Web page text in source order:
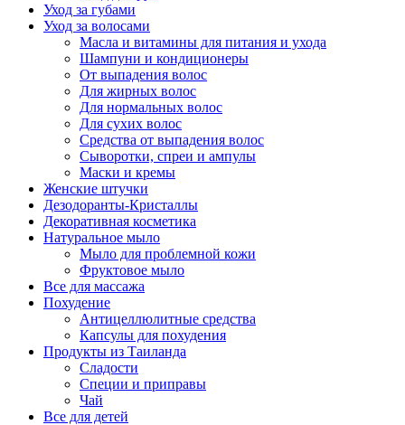
Уход за губами
Уход за волосами
Масла и витамины для питания и ухода
Шампуни и кондиционеры
От выпадения волос
Для жирных волос
Для нормальных волос
Для сухих волос
Средства от выпадения волос
Сыворотки, спреи и ампулы
Маски и кремы
Женские штучки
Дезодоранты-Кристаллы
Декоративная косметика
Натуральное мыло
Мыло для проблемной кожи
Фруктовое мыло
Все для массажа
Похудение
Антицеллюлитные средства
Капсулы для похудения
Продукты из Таиланда
Сладости
Специи и приправы
Чай
Все для детей